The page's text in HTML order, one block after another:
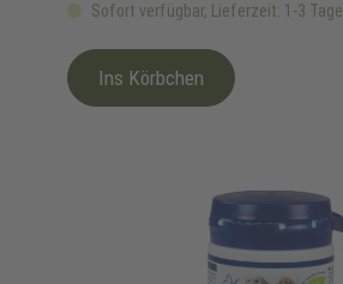
Sofort verfügbar, Lieferzeit: 1-3 Tage
Ins Körbchen